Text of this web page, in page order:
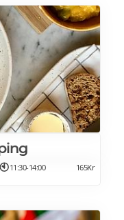
11:30-14:00 165Kr